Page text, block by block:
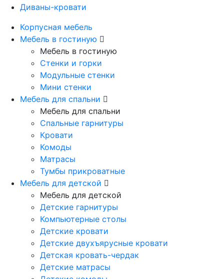
Диваны-кровати
Корпусная мебель
Мебель в гостиную
Мебель в гостиную
Стенки и горки
Модульные стенки
Мини стенки
Мебель для спальни
Мебель для спальни
Спальные гарнитуры
Кровати
Комоды
Матрасы
Тумбы прикроватные
Мебель для детской
Мебель для детской
Детские гарнитуры
Компьютерные столы
Детские кровати
Детские двухъярусные кровати
Детская кровать-чердак
Детские матрасы